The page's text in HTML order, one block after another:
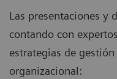
Las presentaciones y
contando con
estrategias de
organizacional: